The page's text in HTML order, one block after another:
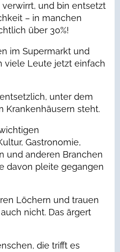
und bin entsetzt
– in manchen
über 30%!
im Supermarkt und
viele Leute jetzt einfach
unter dem
Krankenhäusern steht.
Gastronomie,
und anderen Branchen
davon pleite gegangen
Löchern und trauen
nicht. Das ärgert
die trifft es